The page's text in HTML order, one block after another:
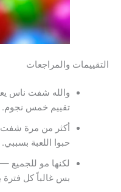
التقييمات والمراجعات
والله شفت ناس
تقييم خمس نجوم.
أكثر من مرة شفت
حبوا اللعبة بسببي.
لكنها مو للجميع
بس غالباً كل فترة